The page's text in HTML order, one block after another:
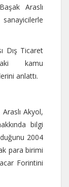
Araslı
Dış Ticaret
kamu
anlattı.
Akyol,
bilgi
2004
para birimi
Forintini